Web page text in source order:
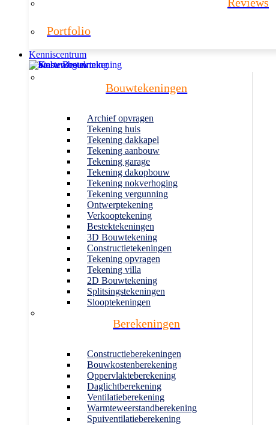
Reviews
Portfolio
Kenniscentrum
Bouwtekeningen
Archief opvragen
Tekening huis
Tekening dakkapel
Tekening aanbouw
Tekening garage
Tekening dakopbouw
Tekening nokverhoging
Tekening vergunning
Ontwerptekening
Verkooptekening
Bestektekeningen
3D Bouwtekening
Constructietekeningen
Tekening opvragen
Tekening villa
2D Bouwtekening
Splitsingstekeningen
Slooptekeningen
Berekeningen
Constructieberekeningen
Bouwkostenberekening
Oppervlakteberekening
Daglichtberekening
Ventilatieberekening
Warmteweerstandberekening
Spuiventilatieberekening